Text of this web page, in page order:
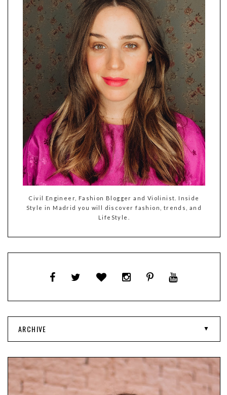
Civil Engineer, Fashion Blogger and Violinist. Inside
Style in Madrid you will discover fashion, trends, and
LifeStyle.
ARCHIVE